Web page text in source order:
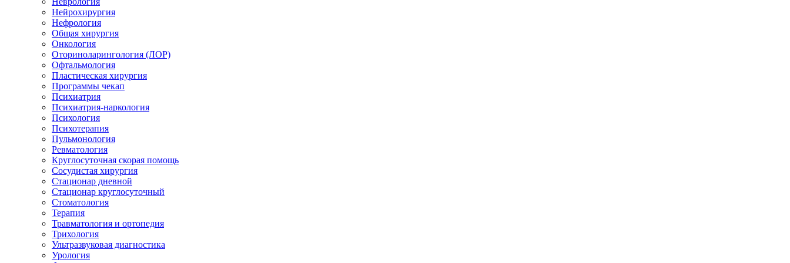
Нейрохирургия
Нефрология
Общая хирургия
Онкология
Оториноларингология (ЛОР)
Офтальмология
Пластическая хирургия
Программы чекап
Психиатрия
Психиатрия-наркология
Психология
Психотерапия
Пульмонология
Ревматология
Круглосуточная скорая помощь
Сосудистая хирургия
Стационар дневной
Стационар круглосуточный
Стоматология
Терапия
Травматология и ортопедия
Трихология
Ультразвуковая диагностика
Урология